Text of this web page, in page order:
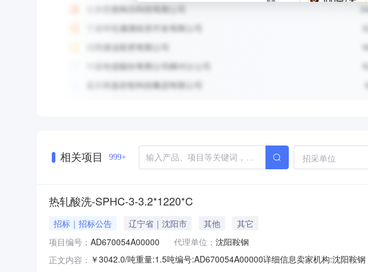
相关项目 999+ 招采单位
热轧酸洗-SPHC-3-3.2*1220*C
招标｜招标公告 辽宁省｜沈阳市 其他
其它
项目编号： AD670054A00000 代理单位： 沈阳鞍钢
正文内容： ￥3042.0/吨重量:1.5吨编号:AD670054A00000详细信息卖家机构:沈阳鞍